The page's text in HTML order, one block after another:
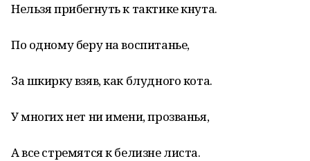
Нельзя прибегнуть к тактике кнута.
По одному беру на воспитанье,
За шкирку взяв, как блудного кота.
У многих нет ни имени, прозванья,
А все стремятся к белизне листа.